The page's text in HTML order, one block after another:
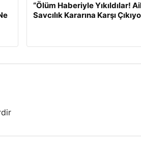
“Ölüm Haberiyle Yıkıldılar!
Savcılık Kararına Karşı